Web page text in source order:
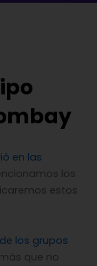
en las
los
estos
los grupos
que no